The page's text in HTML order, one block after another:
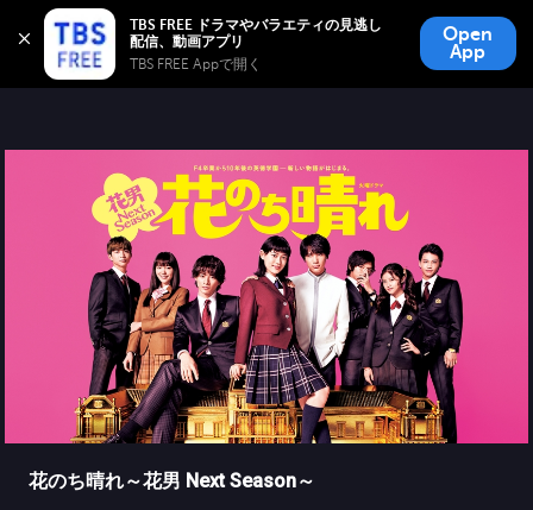
TBS FREE ドラマやバラエティの見逃し
TBS FREE Appで開く
Open
App
TBS FREE
無料見逃し配信
花のち晴れ～花男 Next Season～